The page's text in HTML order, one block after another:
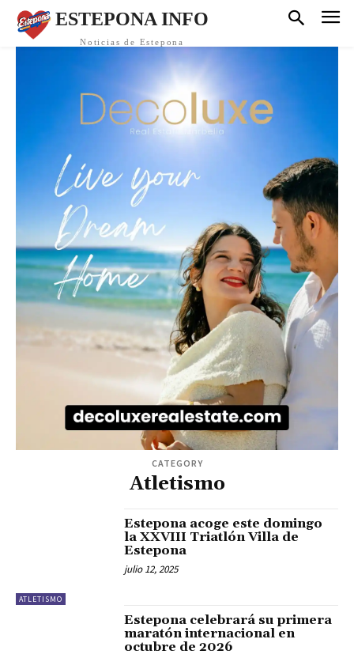
ESTEPONA INFO
Noticias de Estepona
CATEGORY
Atletismo
ATLETISMO
Estepona acoge este domingo
la XXVIII Triatlón Villa de
Estepona
julio 12, 2025
Estepona celebrará su primera
maratón internacional en
octubre de 2026